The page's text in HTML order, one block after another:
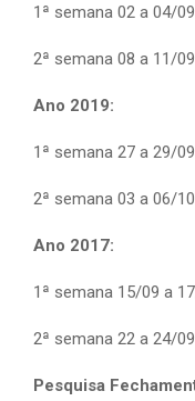
1ª semana 02 a 04/
2ª semana 08 a 11/
Ano 2019:
1ª semana 27 a 29/
2ª semana 03 a 06/
Ano 2017:
1ª semana 15/09 a
2ª semana 22 a 24/
Pesquisa